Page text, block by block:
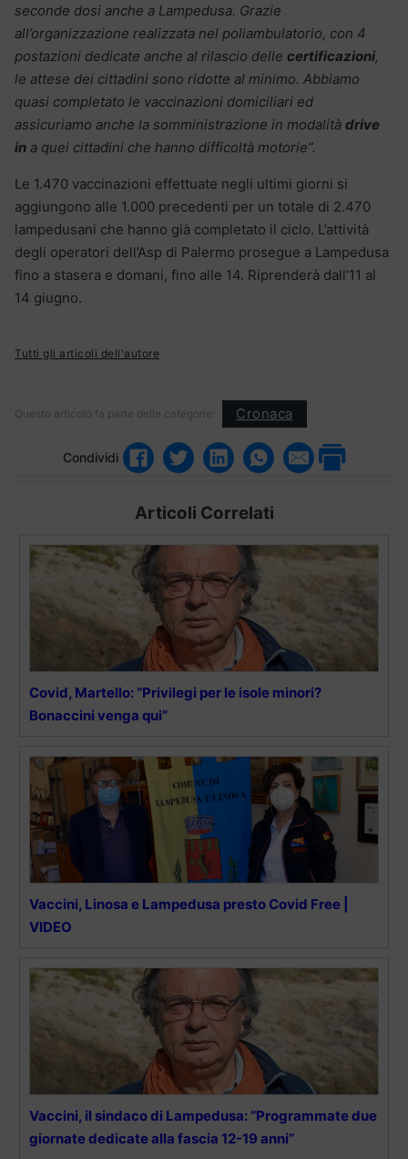
seconde dosi anche a Lampedusa. Grazie
all’organizzazione realizzata nel poliambulatorio, con 4
postazioni dedicate anche al rilascio delle certificazioni,
le attese dei cittadini sono ridotte al minimo. Abbiamo
quasi completato le vaccinazioni domiciliari ed
assicuriamo anche la somministrazione in modalità drive
in a quei cittadini che hanno difficoltà motorie”.
Le 1.470 vaccinazioni effettuate negli ultimi giorni si
aggiungono alle 1.000 precedenti per un totale di 2.470
lampedusani che hanno già completato il ciclo. L’attività
degli operatori dell’Asp di Palermo prosegue a Lampedusa
fino a stasera e domani, fino alle 14. Riprenderà dall’11 al
14 giugno.
Tutti gli articoli dell'autore
Questo articolo fa parte delle categorie: Cronaca
Condividi
Articoli Correlati
Covid, Martello: “Privilegi per le isole minori?
Bonaccini venga qui”
Vaccini, Linosa e Lampedusa presto Covid Free |
VIDEO
Vaccini, il sindaco di Lampedusa: “Programmate due
giornate dedicate alla fascia 12-19 anni”